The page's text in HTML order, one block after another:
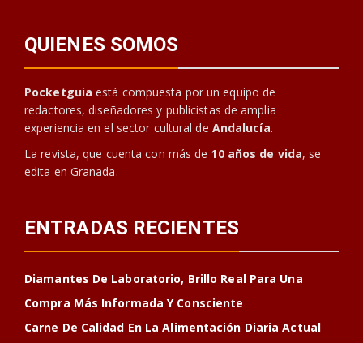
QUIENES SOMOS
Pocketguia está compuesta por un equipo de
redactores, diseñadores y publicistas de amplia
experiencia en el sector cultural de Andalucía.
La revista, que cuenta con más de 10 años de vida, se
edita en Granada.
ENTRADAS RECIENTES
Diamantes De Laboratorio, Brillo Real Para Una
Compra Más Informada Y Consciente
Carne De Calidad En La Alimentación Diaria Actual